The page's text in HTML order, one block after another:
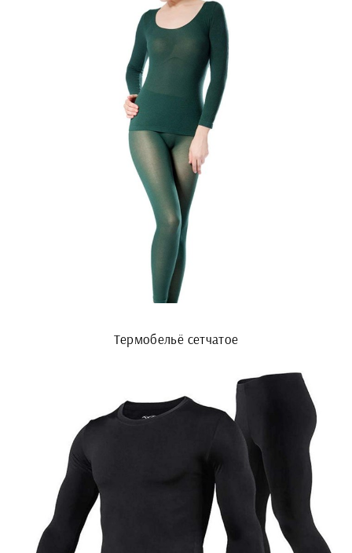
Термобельё сетчатое